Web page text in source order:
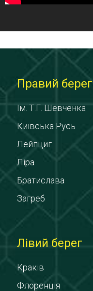
Правий берег
Ім. Т.Г. Шевченка
Київська Русь
Лейпциг
Ліра
Братислава
Загреб
Лівий берег
Краків
Флоренція